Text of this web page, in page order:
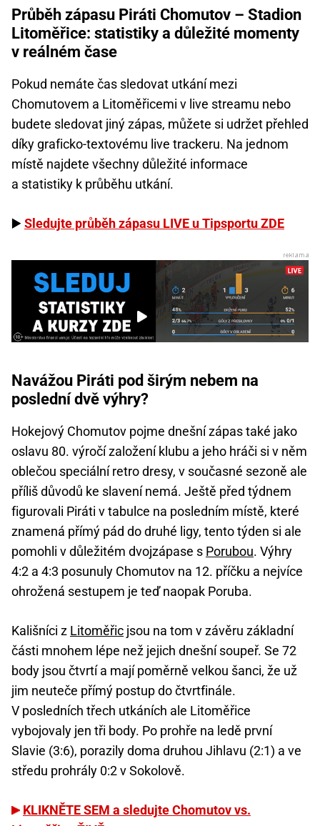
Průběh zápasu Piráti Chomutov – Stadion
Litoměřice: statistiky a důležité momenty
v reálném čase
Pokud nemáte čas sledovat utkání mezi
Chomutovem a Litoměřicemi v live streamu nebo
budete sledovat jiný zápas, můžete si udržet přehled
díky graficko-textovému live trackeru. Na jednom
místě najdete všechny důležité informace
a statistiky k průběhu utkání.
▶️Sledujte průběh zápasu LIVE u Tipsportu ZDE
Navážou Piráti pod širým nebem na
poslední dvě výhry?
Hokejový Chomutov pojme dnešní zápas také jako
oslavu 80. výročí založení klubu a jeho hráči si v něm
oblečou speciální retro dresy, v současné sezoně ale
příliš důvodů ke slavení nemá. Ještě před týdnem
figurovali Piráti v tabulce na posledním místě, které
znamená přímý pád do druhé ligy, tento týden si ale
pomohli v důležitém dvojzápase s Porubou. Výhry
4:2 a 4:3 posunuly Chomutov na 12. příčku a nejvíce
ohrožená sestupem je teď naopak Poruba.
Kališníci z Litoměřic jsou na tom v závěru základní
části mnohem lépe než jejich dnešní soupeř. Se 72
body jsou čtvrtí a mají poměrně velkou šanci, že už
jim neuteče přímý postup do čtvrtfinále.
V posledních třech utkáních ale Litoměřice
vybojovaly jen tři body. Po prohře na ledě první
Slavie (3:6), porazily doma druhou Jihlavu (2:1) a ve
středu prohrály 0:2 v Sokolově.
KLIKNĚTE SEM a sledujte Chomutov vs.